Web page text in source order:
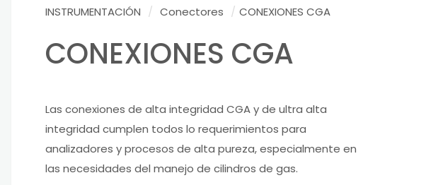
INSTRUMENTACIÓN
/ Conectores / CONEXIONES CGA
CONEXIONES CGA
Las conexiones de alta integridad CGA y de ultra alta
integridad cumplen todos lo requerimientos para
analizadores y procesos de alta pureza, especialmente en
las necesidades del manejo de cilindros de gas.